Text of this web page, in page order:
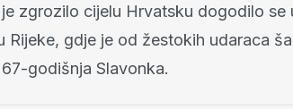
zgrozilo cijelu Hrvatsku dogodilo se
Rijeke, gdje je od žestokih udaraca
godišnja Slavonka.